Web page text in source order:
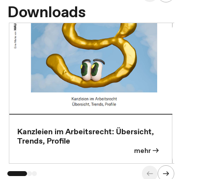
Downloads
Kanzleien im Arbeitsrecht: Übersicht,
Trends, Profile
mehr